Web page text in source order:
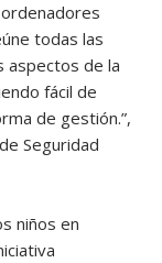
todas las
aspectos de la
fácil de
de gestión.”,
Seguridad
niños en